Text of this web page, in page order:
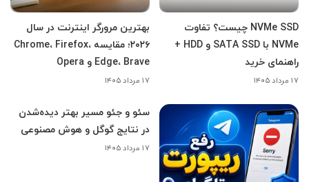
NVMe SSD چیست؟ تفاوت
NVMe با SATA SSD و HDD +
راهنمای خرید
۱۷ مرداد ۱۴۰۵
بهترین مرورگر اینترنت در سال
۲۰۲۶؛ مقایسه Chrome، Firefox،
Edge، Brave و Opera
۱۷ مرداد ۱۴۰۵
سئو و جئو مسیر بهتر دیده‌شدن
در نتایج گوگل و هوش مصنوعی
۱۷ مرداد ۱۴۰۵